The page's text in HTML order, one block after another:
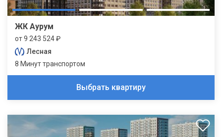
ЖК Аурум
от 9 243 524 ₽
Лесная
8 Минут транспортом
Выбрать квартиру